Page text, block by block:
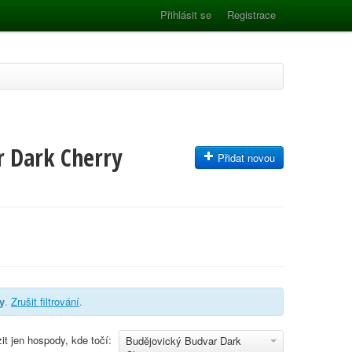
Přihlásit se Registrace
Dark Cherry Přidat novou
. Zrušit filtrování.
Budějovický Budvar Dark
jen hospody, kde točí: